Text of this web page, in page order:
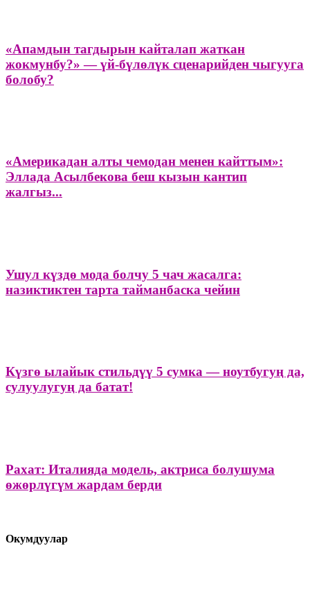
«Апамдын тагдырын кайталап жаткан
жокмунбу?» — үй-бүлөлүк сценарийден чыгууга
болобу?
«Америкадан алты чемодан менен кайттым»:
Эллада Асылбекова беш кызын кантип
жалгыз...
Ушул күздө мода болчу 5 чач жасалга:
назиктиктен тарта тайманбаска чейин
Күзгө ылайык стильдүү 5 сумка — ноутбугуң да,
сулуулугуң да батат!
Рахат: Италияда модель, актриса болушума
өжөрлүгүм жардам берди
Окумдуулар